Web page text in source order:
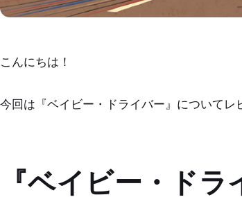
こんにちは！
今回は『ベイビー・ドライバー』についてレ
『ベイビー・ド